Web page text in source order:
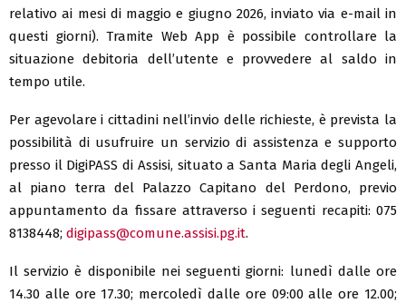
relativo ai mesi di maggio e giugno 2026, inviato via e-mail in
questi giorni). Tramite Web App è possibile controllare la
situazione debitoria dell’utente e provvedere al saldo in
tempo utile.
Per agevolare i cittadini nell’invio delle richieste, è prevista la
possibilità di usufruire un servizio di assistenza e supporto
presso il DigiPASS di Assisi, situato a Santa Maria degli Angeli,
al piano terra del Palazzo Capitano del Perdono, previo
appuntamento da fissare attraverso i seguenti recapiti: 075
8138448; digipass@comune.assisi.pg.it.
Il servizio è disponibile nei seguenti giorni: lunedì dalle ore
14.30 alle ore 17.30; mercoledì dalle ore 09:00 alle ore 12.00;